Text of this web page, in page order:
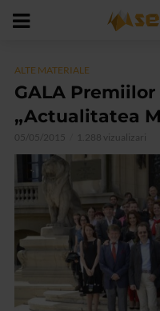
ALTE MATERIALE
GALA
„Actualitatea
05/05/2015 1.288 vizualizari